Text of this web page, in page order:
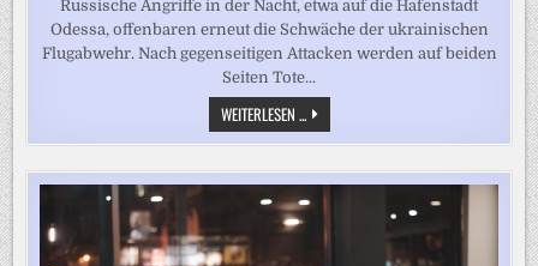
Russische Angriffe in der Nacht, etwa auf die Hafenstadt
Odessa, offenbaren erneut die Schwäche der ukrainischen
Flugabwehr. Nach gegenseitigen Attacken werden auf beiden
Seiten Tote...
WEITERLESEN ... RUSSLANDS
KRIEG
IN
UKRAINE:
STUNDENLANGER
LUFTALARM
ODESSA